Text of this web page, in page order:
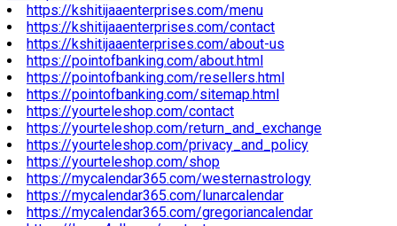
https://kshitijaaenterprises.com/menu
https://kshitijaaenterprises.com/contact
https://kshitijaaenterprises.com/about-us
https://pointofbanking.com/about.html
https://pointofbanking.com/resellers.html
https://pointofbanking.com/sitemap.html
https://yourteleshop.com/contact
https://yourteleshop.com/return_and_exchange
https://yourteleshop.com/privacy_and_policy
https://yourteleshop.com/shop
https://mycalendar365.com/westernastrology
https://mycalendar365.com/lunarcalendar
https://mycalendar365.com/gregoriancalendar